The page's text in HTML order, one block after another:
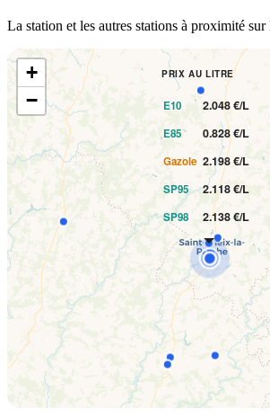
La station et les autres stations à proximité sur
PRIX AU LITRE
E10 2.048 €/L
E85 0.828 €/L
Gazole 2.198 €/L
SP95 2.118 €/L
SP98 2.138 €/L
+
−